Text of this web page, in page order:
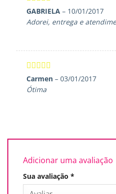
Avaliação
de 5
GABRIELA– 10/01/2017
Adorei, entrega e
Avaliação
5
de 5
Carmen– 03/01/2017
Ótima
Adicionar uma avaliação
Sua avaliação *